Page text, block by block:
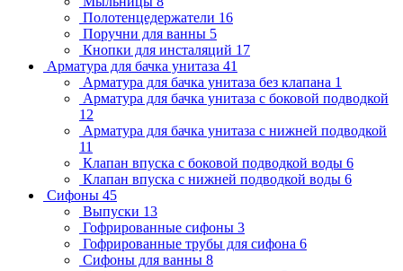
Полотенцедержатели 16
Поручни для ванны 5
Кнопки для инсталяций 17
Арматура для бачка унитаза 41
Арматура для бачка унитаза без клапана 1
Арматура для бачка унитаза с боковой подводкой
12
Арматура для бачка унитаза с нижней подводкой
11
Клапан впуска с боковой подводкой воды 6
Клапан впуска с нижней подводкой воды 6
Сифоны 45
Выпуски 13
Гофрированные сифоны 3
Гофрированные трубы для сифона 6
Сифоны для ванны 8